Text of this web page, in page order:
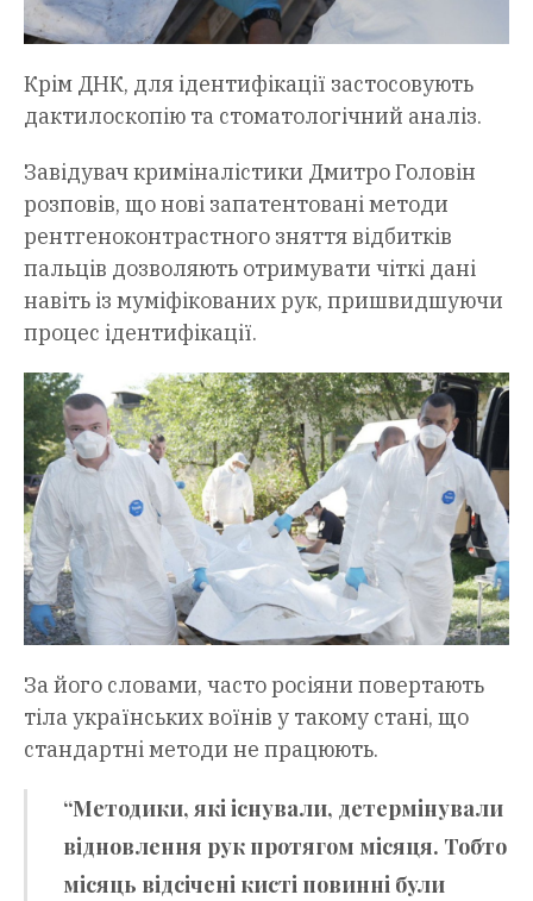
Крім ДНК, для ідентифікації застосовують
дактилоскопію та стоматологічний аналіз.
Завідувач криміналістики Дмитро Головін
розповів, що нові запатентовані методи
рентгеноконтрастного зняття відбитків
пальців дозволяють отримувати чіткі дані
навіть із муміфікованих рук, пришвидшуючи
процес ідентифікації.
За його словами, часто росіяни повертають
тіла українських воїнів у такому стані, що
стандартні методи не працюють.
“Методики, які існували, детермінували
відновлення рук протягом місяця. Тобто
місяць відсічені кисті повинні були